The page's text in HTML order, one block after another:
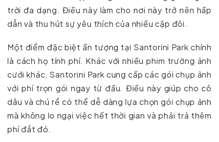
trời đa dạng. Điều này làm cho nơi này trở nên hấp
dẫn và thu hút sự yêu thích của nhiều cặp đôi.
Một điểm đặc biệt ấn tượng tại Santorini Park chính
là cách họ tính phí. Khác với nhiều phim trường ảnh
cưới khác, Santorini Park cung cấp các gói chụp ảnh
với phí trọn gói ngay từ đầu. Điều này giúp cho cô
dâu và chú rể có thể dễ dàng lựa chọn gói chụp ảnh
mà không lo ngại việc hết thời gian và phải trả thêm
phí đắt đỏ.